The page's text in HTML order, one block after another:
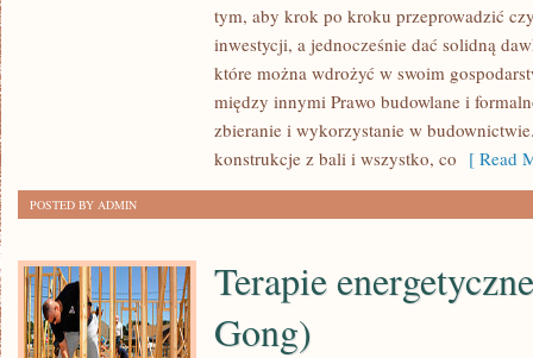
tym, aby krok po kroku przeprowadzić
inwestycji, a jednocześnie dać solidną
które można wdrożyć w swoim
między innymi Prawo budowlane i
zbieranie i wykorzystanie w
konstrukcje z bali i wszystko, co [ Read
POSTED BY ADMIN
Terapie
Gong)